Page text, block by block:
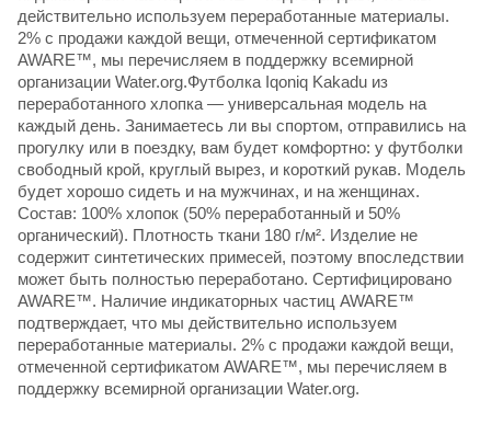
действительно используем переработанные материалы.
2% с продажи каждой вещи, отмеченной сертификатом
AWARE™, мы перечисляем в поддержку всемирной
организации Water.org.Футболка Iqoniq Kakadu из
переработанного хлопка — универсальная модель на
каждый день. Занимаетесь ли вы спортом, отправились на
прогулку или в поездку, вам будет комфортно: у футболки
свободный крой, круглый вырез, и короткий рукав. Модель
будет хорошо сидеть и на мужчинах, и на женщинах.
Состав: 100% хлопок (50% переработанный и 50%
органический). Плотность ткани 180 г/м². Изделие не
содержит синтетических примесей, поэтому впоследствии
может быть полностью переработано. Сертифицировано
AWARE™. Наличие индикаторных частиц AWARE™
подтверждает, что мы действительно используем
переработанные материалы. 2% с продажи каждой вещи,
отмеченной сертификатом AWARE™, мы перечисляем в
поддержку всемирной организации Water.org.